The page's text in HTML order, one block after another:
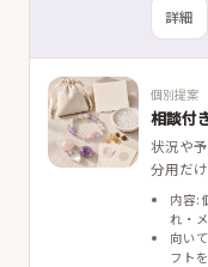
詳細
個別提案
相談付
状況や
分用だ
内容:
れ・
向い
フト